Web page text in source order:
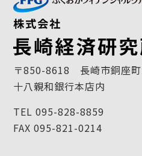
〒850-8618 長崎市銅座
十八親和銀行本店内
TEL 095-828-8859
FAX 095-821-0214